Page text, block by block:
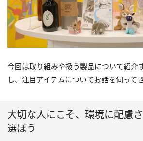
今回は取り組みや扱う製品について紹介
し、注目アイテムについてお話を伺って
大切な人にこそ、環境に配慮
選ぼう